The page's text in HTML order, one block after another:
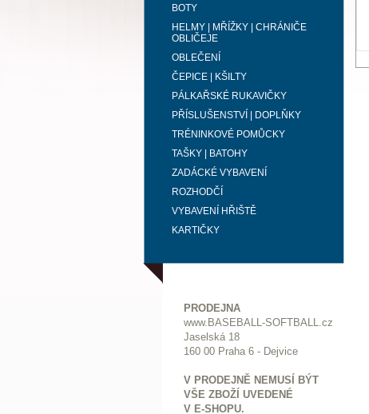
BOTY
HELMY | MŘÍŽKY | CHRÁNIČE
OBLIČEJE
OBLEČENÍ
ČEPICE | KŠILTY
PÁLKAŘSKÉ RUKAVIČKY
PŘÍSLUŠENSTVÍ | DOPLŇKY
TRÉNINKOVÉ POMŮCKY
TAŠKY | BATOHY
ZADÁCKÉ VYBAVENÍ
ROZHODČÍ
VYBAVENÍ HŘIŠTĚ
KARTIČKY
PRODEJNA
www.BASEBALL-SOFTBALL.cz
Jaselská 18
160 00 Praha 6 - Dejvice
V PRODEJNĚ NEMUSÍ BÝT
VŠE ZBOŽÍ UVEDENÉ
V E-SHOPU.